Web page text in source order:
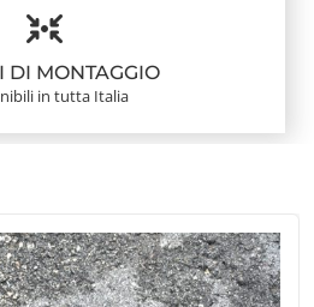
DI MONTAGGIO
in tutta Italia